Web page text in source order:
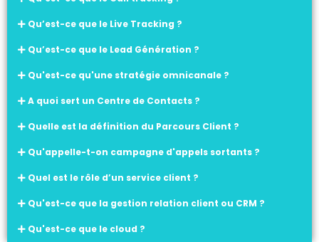
Qu’est-ce que le Live Tracking ?
Qu’est-ce que le Lead Génération ?
Qu'est-ce qu'une stratégie omnicanale ?
A quoi sert un Centre de Contacts ?
Quelle est la définition du Parcours Client ?
Qu'appelle-t-on campagne d'appels sortants ?
Quel est le rôle d’un service client ?
Qu'est-ce que la gestion relation client ou CRM ?
Qu'est-ce que le cloud ?